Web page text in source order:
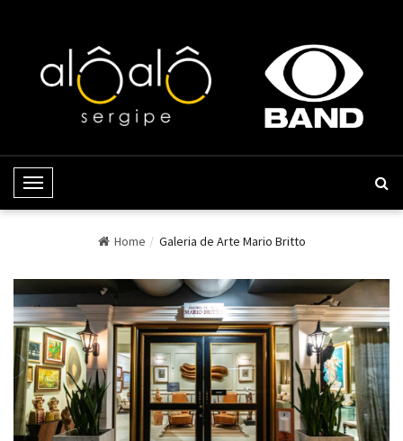
Toggle Navigation
Home Galeria de Arte Mario Britto